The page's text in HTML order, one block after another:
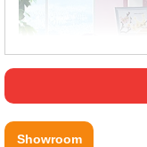
Showroom